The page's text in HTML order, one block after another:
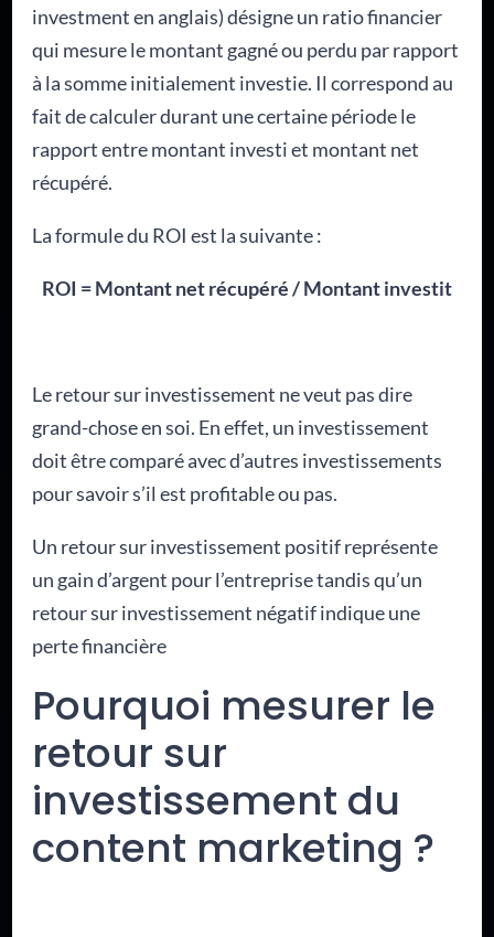
investment en anglais) désigne un ratio financier
qui mesure le montant gagné ou perdu par rapport
à la somme initialement investie. Il correspond au
fait de calculer durant une certaine période le
rapport entre montant investi et montant net
récupéré.
La formule du ROI est la suivante :
ROI = Montant net récupéré / Montant investit
Le retour sur investissement ne veut pas dire
grand-chose en soi. En effet, un investissement
doit être comparé avec d’autres investissements
pour savoir s’il est profitable ou pas.
Un retour sur investissement positif représente
un gain d’argent pour l’entreprise tandis qu’un
retour sur investissement négatif indique une
perte financière
Pourquoi mesurer le
retour sur
investissement du
content marketing ?